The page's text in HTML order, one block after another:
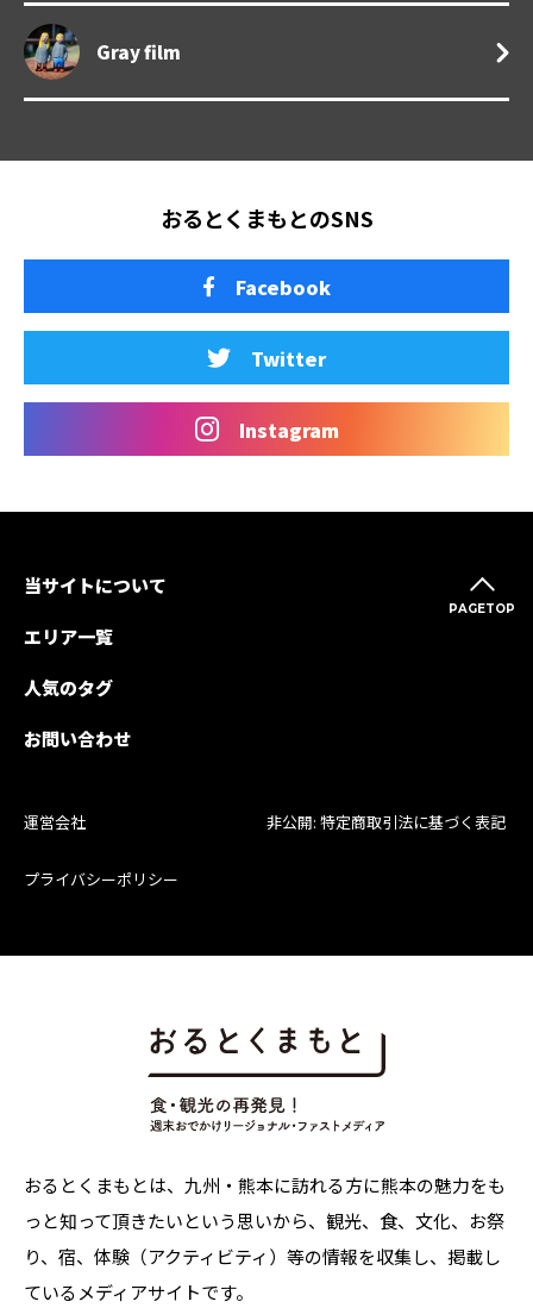
Gray film
おるとくまもとのSNS
Facebook
Twitter
Instagram
PAGETOP
当サイトについて
エリア一覧
人気のタグ
お問い合わせ
運営会社 非公開: 特定商取引法に基づく表記
プライバシーポリシー
おるとくまもとは、九州・熊本に訪れる方に熊本の魅力をも
っと知って頂きたいという思いから、観光、食、文化、お祭
り、宿、体験（アクティビティ）等の情報を収集し、掲載し
ているメディアサイトです。